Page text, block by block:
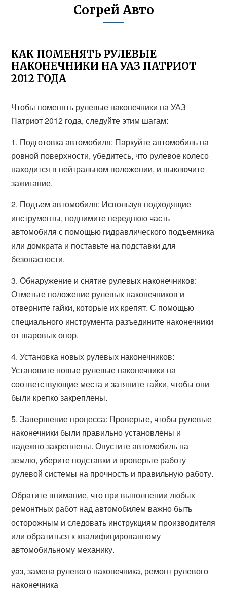
Согрей Авто
КАК ПОМЕНЯТЬ РУЛЕВЫЕ
НАКОНЕЧНИКИ НА УАЗ ПАТРИОТ
2012 ГОДА
Чтобы поменять рулевые наконечники на УАЗ
Патриот 2012 года, следуйте этим шагам:
1. Подготовка автомобиля: Паркуйте автомобиль на
ровной поверхности, убедитесь, что рулевое колесо
находится в нейтральном положении, и выключите
зажигание.
2. Подъем автомобиля: Используя подходящие
инструменты, поднимите переднюю часть
автомобиля с помощью гидравлического подъемника
или домкрата и поставьте на подставки для
безопасности.
3. Обнаружение и снятие рулевых наконечников:
Отметьте положение рулевых наконечников и
отверните гайки, которые их крепят. С помощью
специального инструмента разъедините наконечники
от шаровых опор.
4. Установка новых рулевых наконечников:
Установите новые рулевые наконечники на
соответствующие места и затяните гайки, чтобы они
были крепко закреплены.
5. Завершение процесса: Проверьте, чтобы рулевые
наконечники были правильно установлены и
надежно закреплены. Опустите автомобиль на
землю, уберите подставки и проверьте работу
рулевой системы на прочность и правильную работу.
Обратите внимание, что при выполнении любых
ремонтных работ над автомобилем важно быть
осторожным и следовать инструкциям производителя
или обратиться к квалифицированному
автомобильному механику.
уаз, замена рулевого наконечника, ремонт рулевого
наконечника